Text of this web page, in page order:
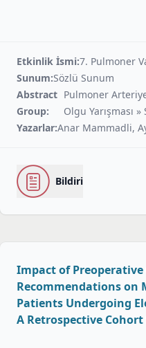
Etkinlik İsmi:7. Pulmoner
Sunum:Sözlü Sunum
Abstract
Group:
Pulmoner
Olgu Yarışması
Yazarlar:Anar Mammadli,
Bildiri
Impact of
Recommendations
Patients Undergoing
A Retrospective